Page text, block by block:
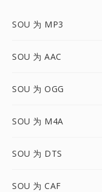
SOU 为 MP3
SOU 为 AAC
SOU 为 OGG
SOU 为 M4A
SOU 为 DTS
SOU 为 CAF